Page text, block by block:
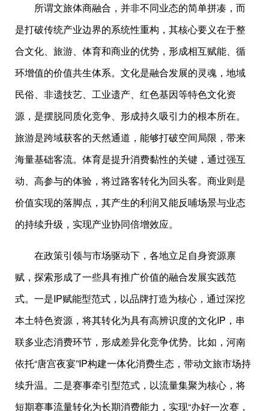
所谓文旅体商融合，并非不同业态的简单拼凑，而
是打破传统产业边界的系统性重构，其核心要义在于整
合文化、旅游、体育和商业的优势，形成相互赋能、循
环增值的价值共生体系。文化是融合发展的灵魂，地域
民俗、非遗技艺、工业遗产、红色基因等特色文化资
源，是摆脱同质化竞争、形成持久吸引力的根本所在。
旅游是跨域获客的天然通道，能够打破空间局限，带来
海量基础客流。体育是提升消费黏性的关键，通过强互
动、高参与的体验，将过路客转化为回头客。商业则是
价值实现的落脚点，其产生的利润又能反哺场景与业态
的持续升级，实现产业协同倍增效应。
在政策引领与市场驱动下，各地立足自身资源禀
赋，探索形成了一些具有推广价值的融合发展实践范
式。一是IP赋能型范式，以品牌打造为核心，通过深挖
本土特色资源，将其转化为具有高辨识度的文化IP，串
联多业态消费环节，形成差异化竞争优势。比如，河南
依托“唐宫夜宴”IP构建一体化消费生态，带动文旅市场持
续升温。二是赛事牵引型范式，以流量集聚为核心，将
短期赛事流量转化为长期消费能力，实现“办好一次赛，